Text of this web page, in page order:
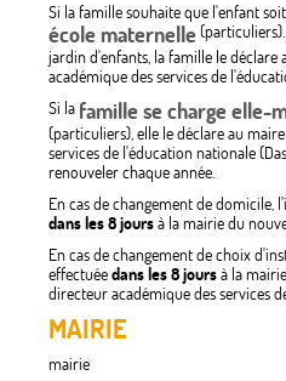
Si la famille souhaite que l'enfant
école maternelle
jardin d'enfants, la famille le déclare
académique des services de
Si la famille se charge elle-
(particuliers), elle le déclare au
services de l'éducation nationale
renouveler chaque année.
En cas de changement de
dans les 8 joursà la mairie du
En cas de changement de choix
effectuéedans les 8 joursà la
directeur académique des services
MAIRIE
mairie